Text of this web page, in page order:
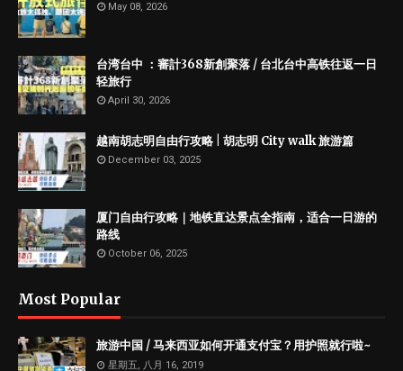
May 08, 2026
台湾台中 ：審計368新創聚落 / 台北台中高铁往返一日
轻旅行
April 30, 2026
越南胡志明自由行攻略 | 胡志明 City walk 旅游篇
December 03, 2025
厦门自由行攻略｜地铁直达景点全指南，适合一日游的
路线
October 06, 2025
Most Popular
旅游中国 / 马来西亚如何开通支付宝？用护照就行啦~
星期五, 八月 16, 2019